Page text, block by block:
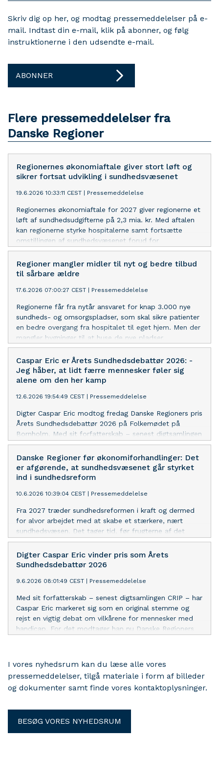
Skriv dig op her, og modtag pressemeddelelser på e-
mail. Indtast din e-mail, klik på abonner, og følg
instruktionerne i den udsendte e-mail.
ABONNER
Flere pressemeddelelser fra
Danske Regioner
Regionernes økonomiaftale giver stort løft og
sikrer fortsat udvikling i sundhedsvæsenet
19.6.2026 10:33:11 CEST Pressemeddelelse
Regionernes økonomiaftale for 2027 giver regionerne et
løft af sundhedsudgifterne på 2,3 mia. kr. Med aftalen
kan regionerne styrke hospitalerne samt fortsætte
omstillingen af sundhedsvæsenet forud for
sundhedsreformen, som træder i kraft 1. januar 2027.
Regioner mangler midler til nyt og bedre tilbud
til sårbare ældre
17.6.2026 07:00:27 CEST Pressemeddelelse
Regionerne får fra nytår ansvaret for knap 3.000 nye
sundheds- og omsorgspladser, som skal sikre patienter
en bedre overgang fra hospitalet til eget hjem. Men der
mangler bygninger til at huse de nye pladser.
Caspar Eric er Årets Sundhedsdebattør 2026: -
Jeg håber, at lidt færre mennesker føler sig
alene om den her kamp
12.6.2026 19:54:49 CEST Pressemeddelelse
Digter Caspar Eric modtog fredag Danske Regioners pris
Årets Sundhedsdebattør 2026 på Folkemødet på
Bornholm. Med sit forfatterskab – senest digtsamlingen
CRIP – har han rejst en vigtig debat om vilkårene for
mennesker med handicap.
Danske Regioner før økonomiforhandlinger: Det
er afgørende, at sundhedsvæsenet går styrket
ind i sundhedsreform
10.6.2026 10:39:04 CEST Pressemeddelelse
Fra 2027 træder sundhedsreformen i kraft og dermed
for alvor arbejdet med at skabe et stærkere, nært
sundhedsvæsen. Det tager tid, før frugterne af det
arbejde kan høstes og flere faktorer lægger fortsat pres
på økonomien i sundhedsvæsenet.
Digter Caspar Eric vinder pris som Årets
Sundhedsdebattør 2026
9.6.2026 08:01:49 CEST Pressemeddelelse
Med sit forfatterskab – senest digtsamlingen CRIP – har
Caspar Eric markeret sig som en original stemme og
rejst en vigtig debat om vilkårene for mennesker med
handicap. For det modtager han nu Danske Regioners
I vores nyhedsrum kan du læse alle vores
pressemeddelelser, tilgå materiale i form af billeder
og dokumenter samt finde vores kontaktoplysninger.
BESØG VORES NYHEDSRUM